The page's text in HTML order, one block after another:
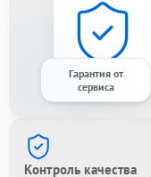
Гарантия от
сервиса
Контроль качества